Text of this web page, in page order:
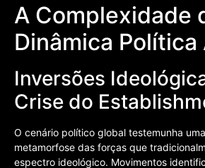
A Complexidade
Dinâmica Política
Inversões
Crise do
O cenário político global testemunha
metamorfose das forças que
espectro ideológico. Movimentos